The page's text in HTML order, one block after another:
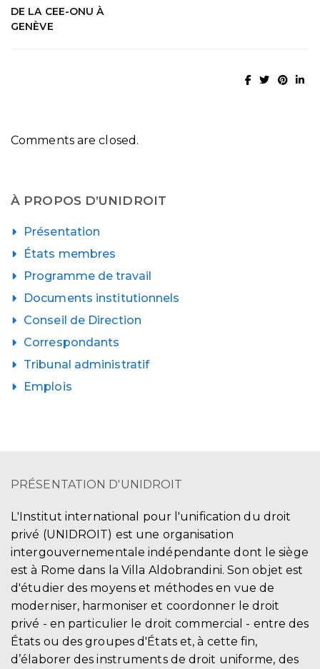
DE LA CEE-ONU À
GENÈVE
Comments are closed.
À PROPOS D’UNIDROIT
Présentation
États membres
Programme de travail
Documents institutionnels
Conseil de Direction
Correspondants
Tribunal administratif
Emplois
PRÉSENTATION D'UNIDROIT
L'Institut international pour l'unification du droit
privé (UNIDROIT) est une organisation
intergouvernementale indépendante dont le siège
est à Rome dans la Villa Aldobrandini. Son objet est
d'étudier des moyens et méthodes en vue de
moderniser, harmoniser et coordonner le droit
privé - en particulier le droit commercial - entre des
États ou des groupes d'États et, à cette fin,
d’élaborer des instruments de droit uniforme, des